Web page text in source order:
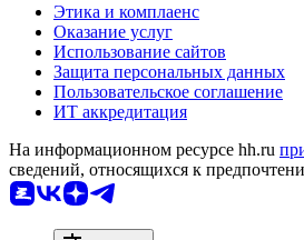
Этика и комплаенс
Оказание услуг
Использование сайтов
Защита персональных данных
Пользовательское соглашение
ИТ аккредитация
На информационном ресурсе hh.ru
сведений, относящихся к